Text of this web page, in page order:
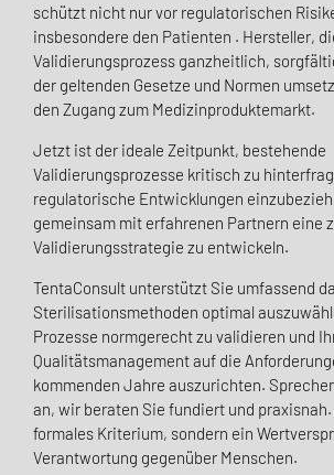
schützt nicht nur vor regulatorischen
insbesondere den Patienten . Hersteller,
Validierungsprozess ganzheitlich,
der geltenden Gesetze und Normen
den Zugang zum Medizinproduktemarkt.
Jetzt ist der ideale Zeitpunkt, bestehende
Validierungsprozesse kritisch zu
regulatorische Entwicklungen
gemeinsam mit erfahrenen Partnern eine
Validierungsstrategie zu entwickeln.
TentaConsult unterstützt Sie umfassend
Sterilisationsmethoden optimal
Prozesse normgerecht zu validieren und
Qualitätsmanagement auf die
kommenden Jahre auszurichten.
an, wir beraten Sie fundiert und
formales Kriterium, sondern ein
Verantwortung gegenüber Menschen.